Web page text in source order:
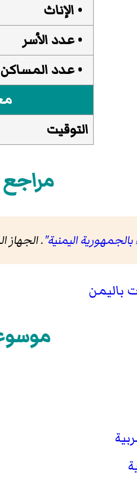
• الإناث
• عدد الأسر
• عدد المساكن
التوقيت
مراجع
اليمنية".
باليمن